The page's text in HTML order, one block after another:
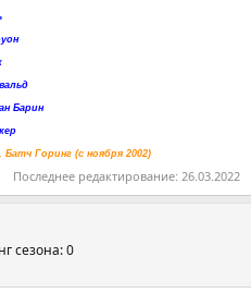
Барин
Горинг (с ноября 2002)
Последнее редактирование: 26.03.2022
сезона: 0